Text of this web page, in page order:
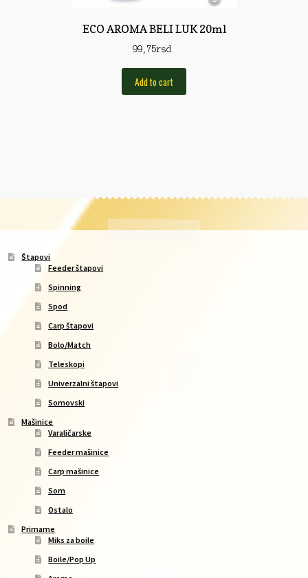
ECO AROMA BELI LUK 20ml
99,75rsd.
Add to cart
Štapovi
Feeder štapovi
Spinning
Spod
Carp štapovi
Bolo/Match
Teleskopi
Univerzalni štapovi
Somovski
Mašinice
Varaličarske
Feeder mašinice
Carp mašinice
Som
Ostalo
Primame
Miks za boile
Boile/Pop Up